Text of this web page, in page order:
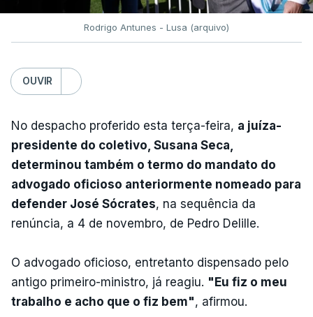
Rodrigo Antunes - Lusa (arquivo)
OUVIR
No despacho proferido esta terça-feira, a juíza-
presidente do coletivo, Susana Seca,
determinou também o termo do mandato do
advogado oficioso anteriormente nomeado para
defender José Sócrates, na sequência da
renúncia, a 4 de novembro, de Pedro Delille.
O advogado oficioso, entretanto dispensado pelo
antigo primeiro-ministro, já reagiu. "Eu fiz o meu
trabalho e acho que o fiz bem", afirmou.